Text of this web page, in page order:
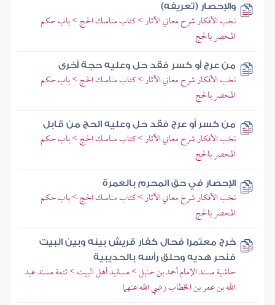
والإحصار (تعريفه)
نخب الأفكار شرح معاني الآثار > كتاب مناسك الحج > باب حكم
المحصر بالحج
من عرج أو كسر فقد حل وعليه حجة أخرى
نخب الأفكار شرح معاني الآثار > كتاب مناسك الحج > باب حكم
المحصر بالحج
من كسر أو عرج فقد حل وعليه الحج من قابل
نخب الأفكار شرح معاني الآثار > كتاب مناسك الحج > باب حكم
المحصر بالحج
الإحصار في حق المحرم بالعمرة
نخب الأفكار شرح معاني الآثار > كتاب مناسك الحج > باب حكم
المحصر بالحج
خرج معتمرا فحال كفار قريش بينه وبين البيت
فنحر هديه وحلق رأسه بالحديبية
حاشية مسند الإمام أحمد بن حنبل > مسانيد أهل البيت > تتمة مسند عبد
الله بن عمر بن الخطاب رضي الله عنهما